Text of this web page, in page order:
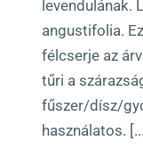
levendulának.
angustifolia.
félcserje az
tűri a
fűszer/dísz/
használatos.